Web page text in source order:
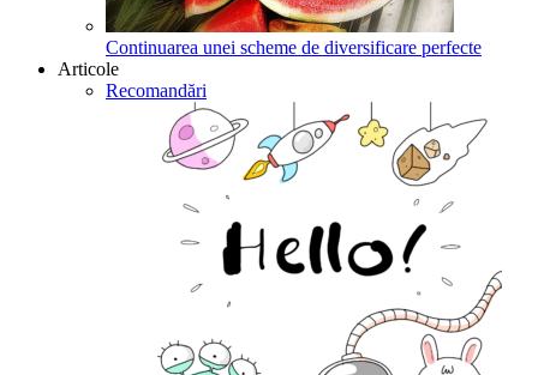
Continuarea unei scheme de diversificare perfecte
Articole
Recomandări